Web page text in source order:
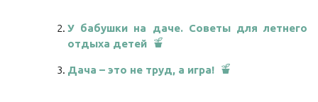
У бабушки на даче. Советы для летнего
отдыха детей
Дача – это не труд, а игра!